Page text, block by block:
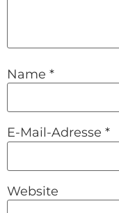
Name *
E-Mail-Adresse *
Website